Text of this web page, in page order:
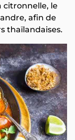
citronnelle, le
afin de
thaïlandaises.